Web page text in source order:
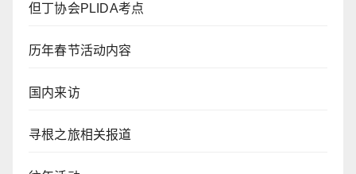
但丁协会PLIDA考点
历年春节活动内容
国内来访
寻根之旅相关报道